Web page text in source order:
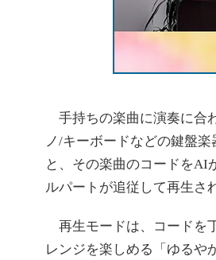
手持ちの楽曲に演奏に合
ノ/キーボードなどの鍵盤
と、その楽曲のコードをAI
ルパートが追従して再生さ
再生モードは、コードを
レンジを楽しめる「ゆるや